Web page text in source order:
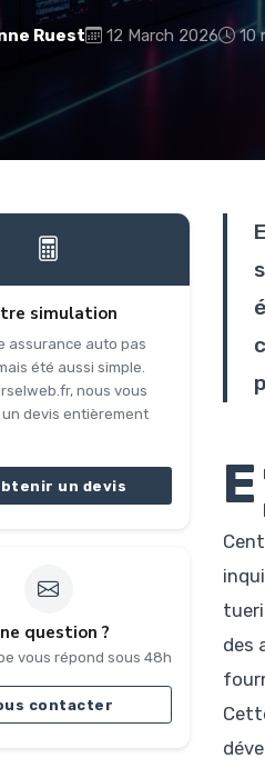
Ruest 12 March 2026 10
simulation
assurance auto pas
été aussi simple.
nous vous
devis entièrement
un devis
question ?
vous répond sous 48h
contacter
E
des